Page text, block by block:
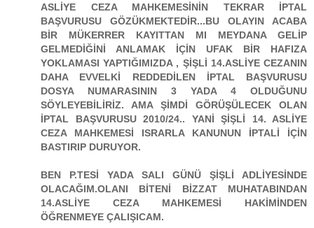
ASLİYE CEZA MAHKEMESİNİN TEKRAR İPTAL
BAŞVURUSU GÖZÜKMEKTEDİR...BU OLAYIN ACABA
BİR MÜKERRER KAYITTAN MI MEYDANA GELİP
GELMEDİĞİNİ ANLAMAK İÇİN UFAK BİR HAFIZA
YOKLAMASI YAPTIĞIMIZDA , ŞİŞLİ 14.ASLİYE CEZANIN
DAHA EVVELKİ REDDEDİLEN İPTAL BAŞVURUSU
DOSYA NUMARASININ 3 YADA 4 OLDUĞUNU
SÖYLEYEBİLİRİZ. AMA ŞİMDİ GÖRÜŞÜLECEK OLAN
İPTAL BAŞVURUSU 2010/24.. YANİ ŞİŞLİ 14. ASLİYE
CEZA MAHKEMESİ ISRARLA KANUNUN İPTALİ İÇİN
BASTIRIP DURUYOR.
BEN P.TESİ YADA SALI GÜNÜ ŞİŞLİ ADLİYESİNDE
OLACAĞIM.OLANI BİTENİ BİZZAT MUHATABINDAN
14.ASLİYE CEZA MAHKEMESİ HAKİMİNDEN
ÖĞRENMEYE ÇALIŞICAM.